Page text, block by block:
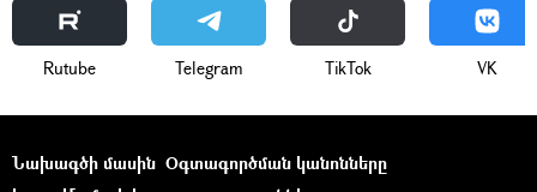
Rutube Telegram ТikТоk VK
Նախագծի մասին Օգտագործման կանոնները